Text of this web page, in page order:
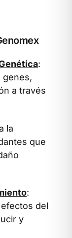
:
genes,
a través
la
que
:
del
y